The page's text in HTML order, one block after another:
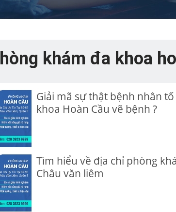
khám đa khoa
Giải mã sự thật bệnh nhân
khoa Hoàn Cầu vẽ bệnh ?
Tìm hiểu về địa chỉ phòng
Châu văn liêm